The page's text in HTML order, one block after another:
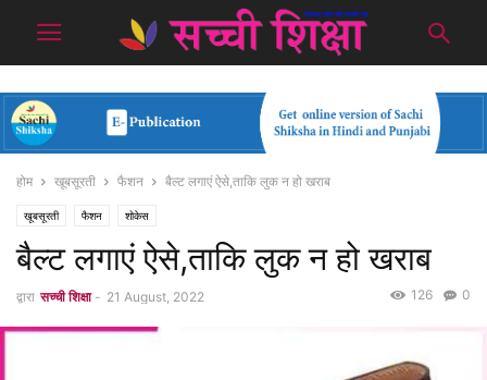
होम खूबसूरती फैशन बैल्ट लगाएं ऐसे,ताकि लुक न हो खराब
खूबसूरती फैशन शोकेस
बैल्ट लगाएं ऐसे,ताकि लुक न हो खराब
द्वारा सच्ची शिक्षा - 21 August, 2022 0
126